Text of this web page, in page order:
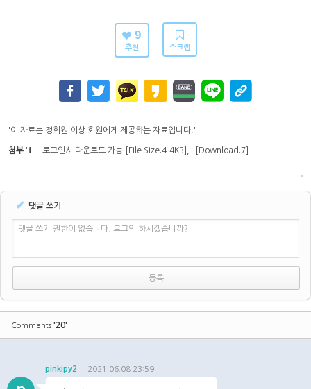
9
추천 스크랩
"이 자료는 정회원 이상 회원에게 제공하는 자료입니다."
첨부 '1 ' 로그인시 다운로드 가능 [File Size:4.4KB] [Download:7]
✔ 댓글 쓰기
댓글 쓰기 권한이 없습니다. 로그인 하시겠습니까?
Comments '20'
pinkipy2 2021.06.08 23:59